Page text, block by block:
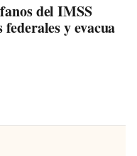
del IMSS
y evacua